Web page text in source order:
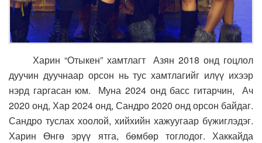
Харин “Отыкен” хамтлагт Азян 2018 онд гоцлол
дуучин дуучнаар орсон нь тус хамтлагийг илүү ихээр
нэрд гаргасан юм. Муна 2024 онд басс гитарчин, Ач
2020 онд, Хар 2024 онд, Сандро 2020 онд орсон байдаг.
Сандро туслах хоолой, хийхийн хажуугаар бүжиглэдэг.
Харин Өнгө эрүү ятга, бөмбөр тоглодог. Хаккайда